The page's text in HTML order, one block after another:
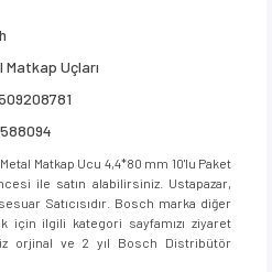
Matkap Uçları
Matkap Ucu 4,4*80 mm 10'lu Paket
ile satın alabilirsiniz. Ustapazar,
Satıcısıdır. Bosch marka diğer
için ilgili kategori sayfamızı ziyaret
orjinal ve 2 yıl Bosch Distribütör